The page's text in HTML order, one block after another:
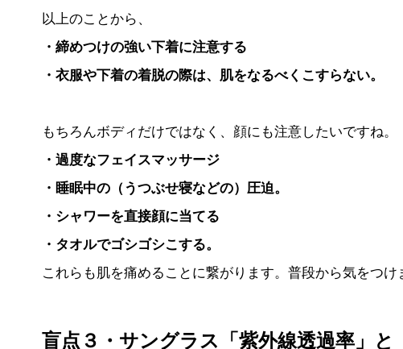
以上のことから、
・締めつけの強い下着に注意する
・衣服や下着の着脱の際は、肌をなるべくこすらない。
もちろんボディだけではなく、顔にも注意したいですね。
・過度なフェイスマッサージ
・睡眠中の（うつぶせ寝などの）圧迫。
・シャワーを直接顔に当てる
・タオルでゴシゴシこする。
これらも肌を痛めることに繋がります。普段から気をつけ
盲点３・サングラス「紫外線透過率」